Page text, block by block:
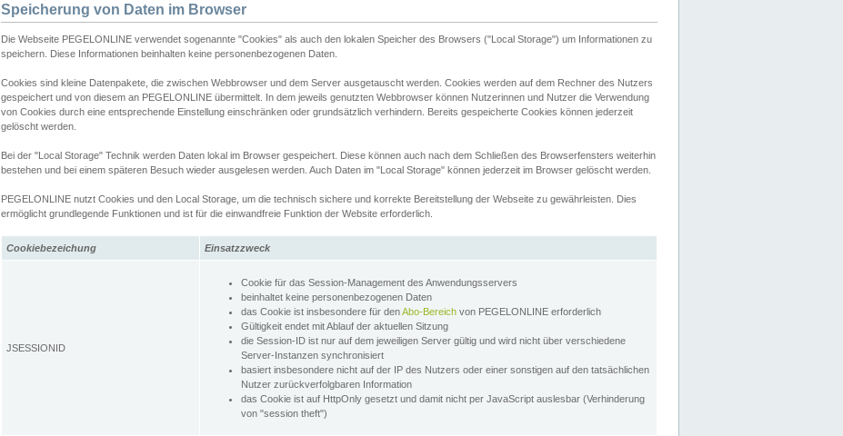
Speicherung von Daten im Browser
Die Webseite PEGELONLINE verwendet sogenannte "Cookies" als auch den lokalen Speicher des Browsers ("Local Storage") um Informationen zu
speichern. Diese Informationen beinhalten keine personenbezogenen Daten.
Cookies sind kleine Datenpakete, die zwischen Webbrowser und dem Server ausgetauscht werden. Cookies werden auf dem Rechner des Nutzers
gespeichert und von diesem an PEGELONLINE übermittelt. In dem jeweils genutzten Webbrowser können Nutzerinnen und Nutzer die Verwendung
von Cookies durch eine entsprechende Einstellung einschränken oder grundsätzlich verhindern. Bereits gespeicherte Cookies können jederzeit
gelöscht werden.
Bei der "Local Storage" Technik werden Daten lokal im Browser gespeichert. Diese können auch nach dem Schließen des Browserfensters weiterhin
bestehen und bei einem späteren Besuch wieder ausgelesen werden. Auch Daten im "Local Storage" können jederzeit im Browser gelöscht werden.
PEGELONLINE nutzt Cookies und den Local Storage, um die technisch sichere und korrekte Bereitstellung der Webseite zu gewährleisten. Dies
ermöglicht grundlegende Funktionen und ist für die einwandfreie Funktion der Website erforderlich.
Cookiebezeichung Einsatzzweck
JSESSIONID
Cookie für das Session-Management des Anwendungsservers
beinhaltet keine personenbezogenen Daten
das Cookie ist insbesondere für denAbo-Bereich von PEGELONLINE erforderlich
Gültigkeit endet mit Ablauf der aktuellen Sitzung
die Session-ID ist nur auf dem jeweiligen Server gültig und wird nicht über verschiedene
Server-Instanzen synchronisiert
basiert insbesondere nicht auf der IP des Nutzers oder einer sonstigen auf den tatsächlichen
Nutzer zurückverfolgbaren Information
das Cookie ist auf HttpOnly gesetzt und damit nicht per JavaScript auslesbar (Verhinderung
von "session theft")